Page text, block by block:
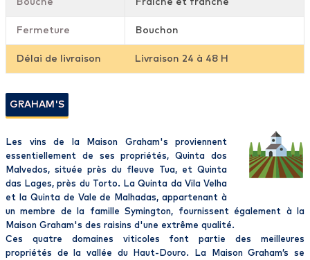
Bouche Fraîche et franche
Fermeture Bouchon
Délai de livraison Livraison 24 à 48 H
GRAHAM'S
Les vins de la Maison Graham's proviennent
essentiellement de ses propriétés, Quinta dos
Malvedos, située près du fleuve Tua, et Quinta
das Lages, près du Torto. La Quinta da Vila Velha
et la Quinta de Vale de Malhadas, appartenant à
un membre de la famille Symington, fournissent également à la
Maison Graham's des raisins d'une extrême qualité.
Ces quatre domaines viticoles font partie des meilleures
propriétés de la vallée du Haut-Douro. La Maison Graham’s se